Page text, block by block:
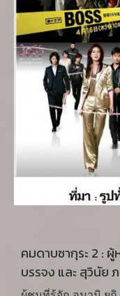
คมดาบซากุระ 2 :
บรรจง และ สุวินัย